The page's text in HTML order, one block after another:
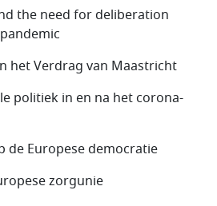
the need for deliberation
het Verdrag van Maastricht
politiek in en na het corona-
de Europese democratie
zorgunie